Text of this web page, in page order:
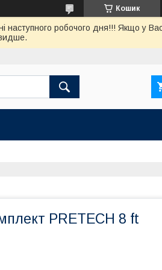
Кошик
робочого дня!!! Якщо у
PRETECH 8 ft